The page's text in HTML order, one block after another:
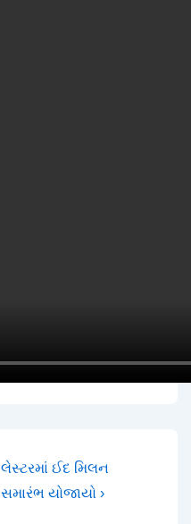
Next
Post
લેસ્ટરમાં ઈદ મિલન
સમારંભ યોજાયો ›